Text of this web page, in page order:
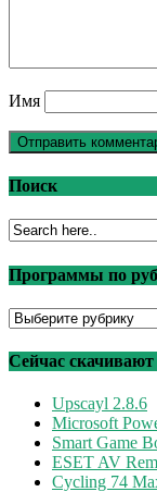
Имя
Поиск
Программы по
Программы
рубрикам
Сейчас скачивают
Upscayl 2.8.6
Microsoft
Smart Game
ESET AV
Cycling 74